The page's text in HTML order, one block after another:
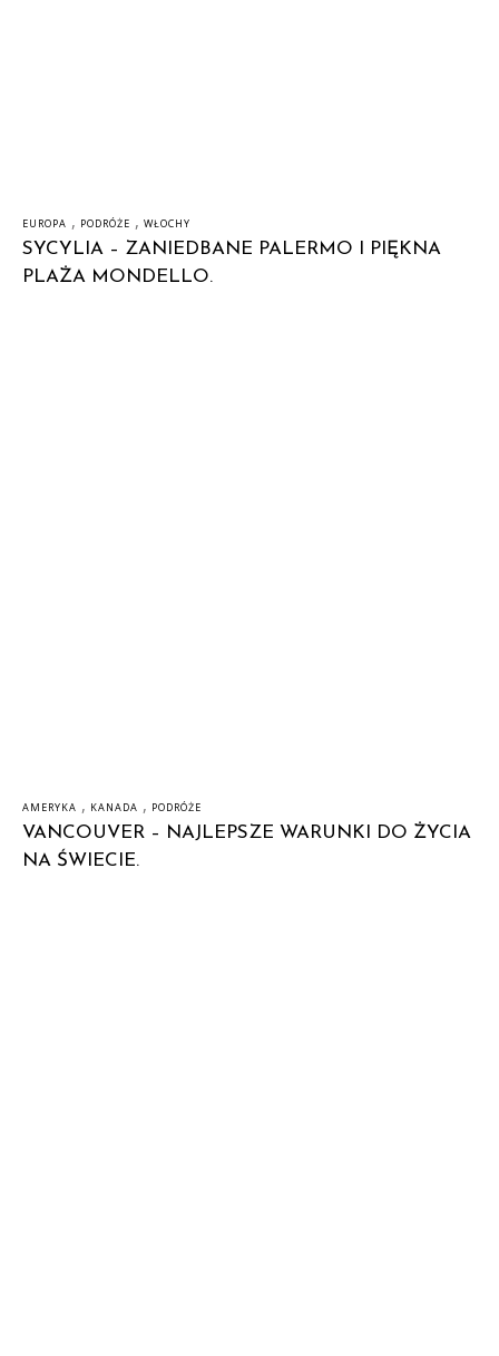
EUROPA , PODRÓŻE , WŁOCHY
SYCYLIA – ZANIEDBANE PALERMO I PIĘKNA
PLAŻA MONDELLO.
AMERYKA , KANADA , PODRÓŻE
VANCOUVER – NAJLEPSZE WARUNKI DO ŻYCIA
NA ŚWIECIE.